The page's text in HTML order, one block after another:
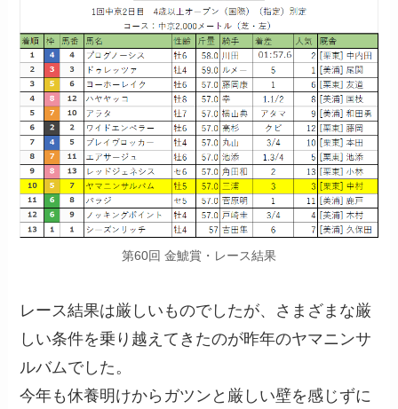
第60回 金鯱賞・レース結果
レース結果は厳しいものでしたが、さまざまな厳
しい条件を乗り越えてきたのが昨年のヤマニンサ
ルバムでした。
今年も休養明けからガツンと厳しい壁を感じずに